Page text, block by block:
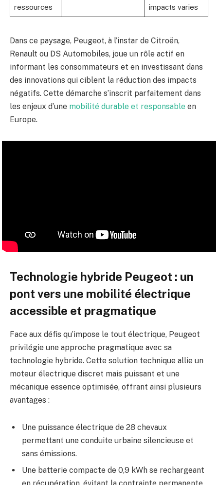
ressources
impacts varies
Dans ce paysage, Peugeot, à l’instar de Citroën,
Renault ou DS Automobiles, joue un rôle actif en
informant les consommateurs et en investissant dans
des innovations qui ciblent la réduction des impacts
négatifs. Cette démarche s’inscrit parfaitement dans
les enjeux d’une mobilité durable et responsable en
Europe.
Technologie hybride Peugeot : un
pont vers une mobilité électrique
accessible et pragmatique
Face aux défis qu’impose le tout électrique, Peugeot
privilégie une approche pragmatique avec sa
technologie hybride. Cette solution technique allie un
moteur électrique discret mais puissant et une
mécanique essence optimisée, offrant ainsi plusieurs
avantages :
Une puissance électrique de 28 chevaux
permettant une conduite urbaine silencieuse et
sans émissions.
Une batterie compacte de 0,9 kWh se rechargeant